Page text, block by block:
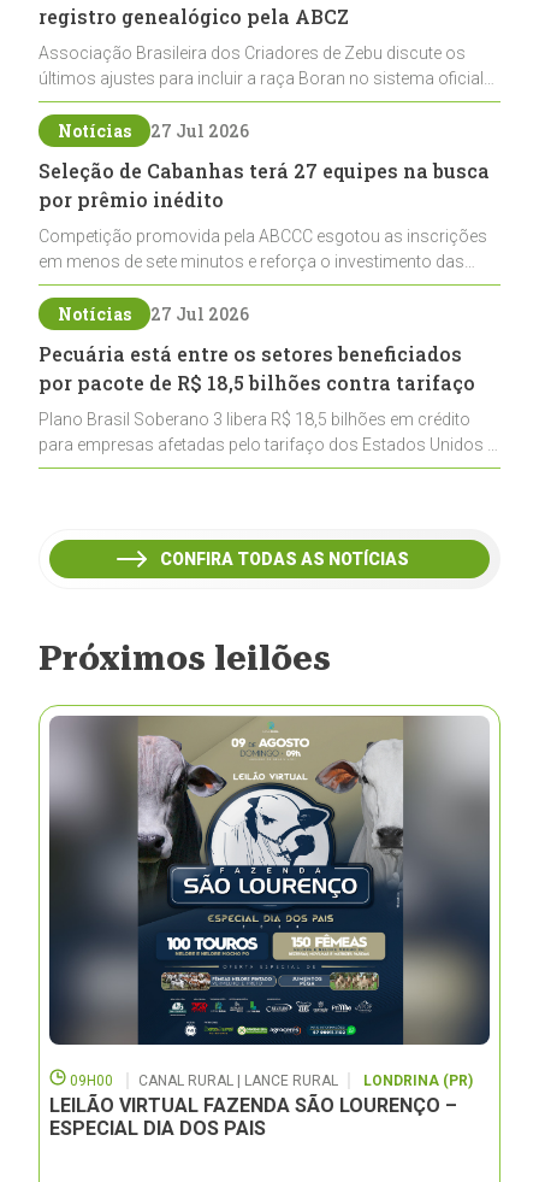
registro genealógico pela ABCZ
Associação Brasileira dos Criadores de Zebu discute os
últimos ajustes para incluir a raça Boran no sistema oficial
de registros, abrindo caminho para sua expansão na
pecuária nacional
Notícias 27 Jul 2026
Seleção de Cabanhas terá 27 equipes na busca
por prêmio inédito
Competição promovida pela ABCCC esgotou as inscrições
em menos de sete minutos e reforça o investimento das
cabanhas na seleção genética de Cavalos Crioulos voltados
ao laço
Notícias 27 Jul 2026
Pecuária está entre os setores beneficiados
por pacote de R$ 18,5 bilhões contra tarifaço
Plano Brasil Soberano 3 libera R$ 18,5 bilhões em crédito
para empresas afetadas pelo tarifaço dos Estados Unidos e
inclui a pecuária entre os setores estratégicos
CONFIRA TODAS AS NOTÍCIAS
Próximos leilões
09H00 CANAL RURAL | LANCE RURAL LONDRINA (PR)
LEILÃO VIRTUAL FAZENDA SÃO LOURENÇO –
ESPECIAL DIA DOS PAIS